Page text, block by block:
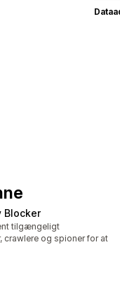
Blocker
tilgængeligt
crawlere og spioner for at